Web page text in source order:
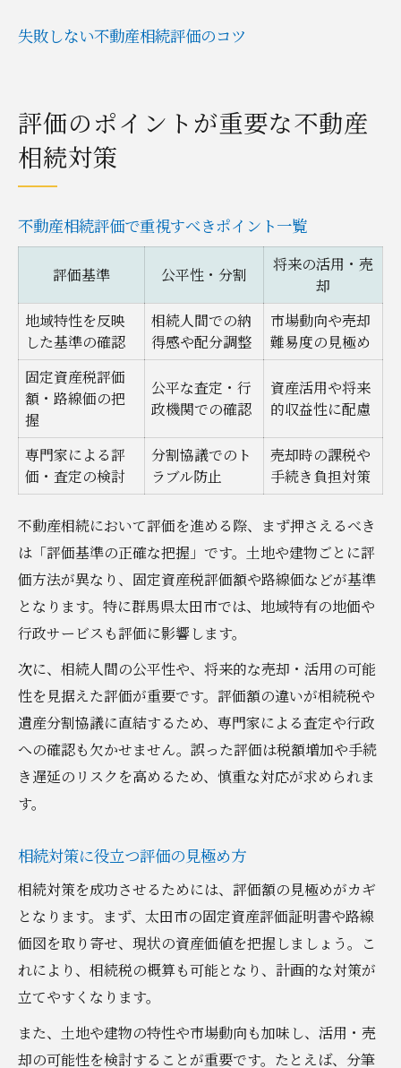
太田市で証明書を取得するポイント
必要書類や行政利用で楽になる相続手続き
不動産相続で必要な書類一覧と取得方法
太田市行政サービスで手続きが簡単に
証明書取得のタイミングと注意点
相続手続きでよくある書類ミス事例
失敗しない不動産相続評価のコツ
評価のポイントが重要な不動産
相続対策
不動産相続評価で重視すべきポイント一覧
評価基準 公平性・分割
将来の活用・売
却
地域特性を反映
した基準の確認
相続人間での納
得感や配分調整
市場動向や売却
難易度の見極め
固定資産税評価
額・路線価の把
握
公平な査定・行
政機関での確認
資産活用や将来
的収益性に配慮
専門家による評
価・査定の検討
分割協議でのト
ラブル防止
売却時の課税や
手続き負担対策
不動産相続において評価を進める際、まず押さえるべき
は「評価基準の正確な把握」です。土地や建物ごとに評
価方法が異なり、固定資産税評価額や路線価などが基準
となります。特に群馬県太田市では、地域特有の地価や
行政サービスも評価に影響します。
次に、相続人間の公平性や、将来的な売却・活用の可能
性を見据えた評価が重要です。評価額の違いが相続税や
遺産分割協議に直結するため、専門家による査定や行政
への確認も欠かせません。誤った評価は税額増加や手続
き遅延のリスクを高めるため、慎重な対応が求められま
す。
相続対策に役立つ評価の見極め方
相続対策を成功させるためには、評価額の見極めがカギ
となります。まず、太田市の固定資産評価証明書や路線
価図を取り寄せ、現状の資産価値を把握しましょう。こ
れにより、相続税の概算も可能となり、計画的な対策が
立てやすくなります。
また、土地や建物の特性や市場動向も加味し、活用・売
却の可能性を検討することが重要です。たとえば、分筆